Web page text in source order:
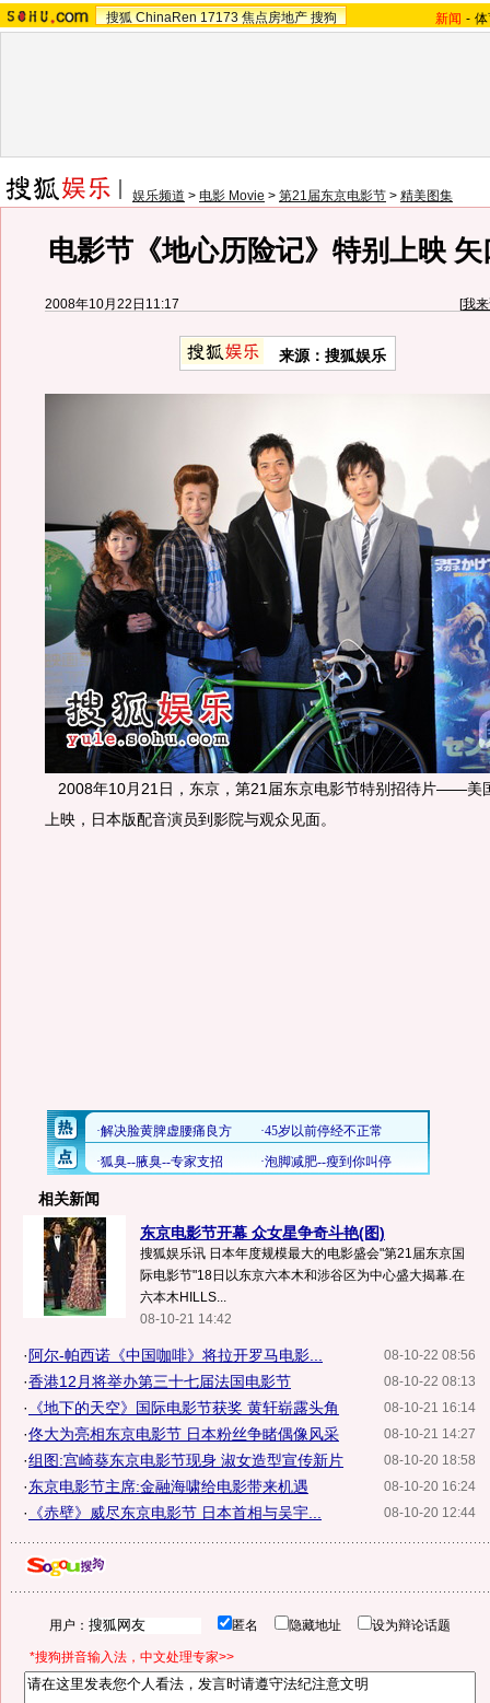
搜狐 ChinaRen 17173 焦点房地产 搜狗 新闻 -
娱乐频道 > 电影 Movie > 第21届东京电影节 > 精美图集
电影节《地心历险记》特别上映
2008年10月22日11:17 [我
来源：搜狐娱乐
2008年10月21日，东京，第21届东京电影节特别招待片——美
上映，日本版配音演员到影院与观众见面。
相关新闻
东京电影节开幕 众女星争奇斗艳(图)
搜狐娱乐讯 日本年度规模最大的电影盛会"第21届东京国
际电影节"18日以东京六本木和涉谷区为中心盛大揭幕.在
六本木HILLS...
08-10-21 14:42
08-10-22 08:56
· 阿尔-帕西诺《中国咖啡》将拉开罗马电影...
08-10-22 08:13
·香港12月将举办第三十七届法国电影节
08-10-21 16:14
· 《地下的天空》国际电影节获奖 黄轩崭露头角
08-10-21 14:27
·佟大为亮相东京电影节 日本粉丝争睹偶像风采
08-10-20 18:58
·组图:宫崎葵东京电影节现身 淑女造型宣传新片
08-10-20 16:24
·东京电影节主席:金融海啸给电影带来机遇
08-10-20 12:44
· 《赤壁》威尽东京电影节 日本首相与吴宇...
用户： 匿名 隐藏地址 设为辩论话题
*搜狗拼音输入法，中文处理专家>>